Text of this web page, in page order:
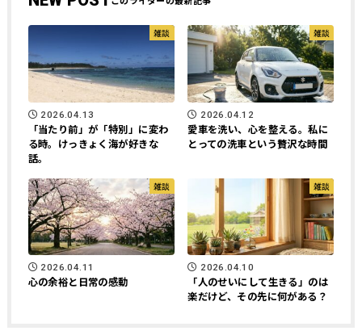
雑談
2026.04.13
「当たり前」が「特別」に変わ
る時。けっきょく海が好きな
話。
雑談
2026.04.12
愛車を洗い、心を整える。私に
とっての洗車という贅沢な時間
雑談
2026.04.11
心の余裕と日常の感動
雑談
2026.04.10
「人のせいにして生きる」のは
楽だけど、その先に何がある？